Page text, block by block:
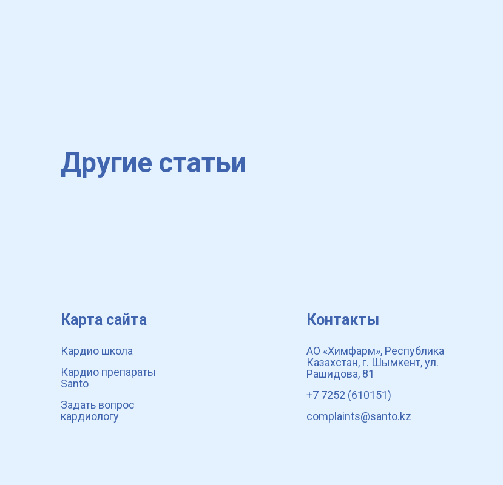
Другие статьи
Карта сайта
Кардио школа
Кардио препараты
Santo
Задать вопрос
кардиологу
Контакты
АО «Химфарм», Республика
Казахстан, г. Шымкент, ул.
Рашидова, 81
+7 7252 (610151)
complaints@santo.kz